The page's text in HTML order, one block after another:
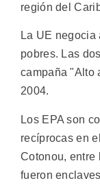
región del
La UE
pobres. Las
campaña "Alto
2004.
Los EPA son
recíprocas en
Cotonou, entre
fueron